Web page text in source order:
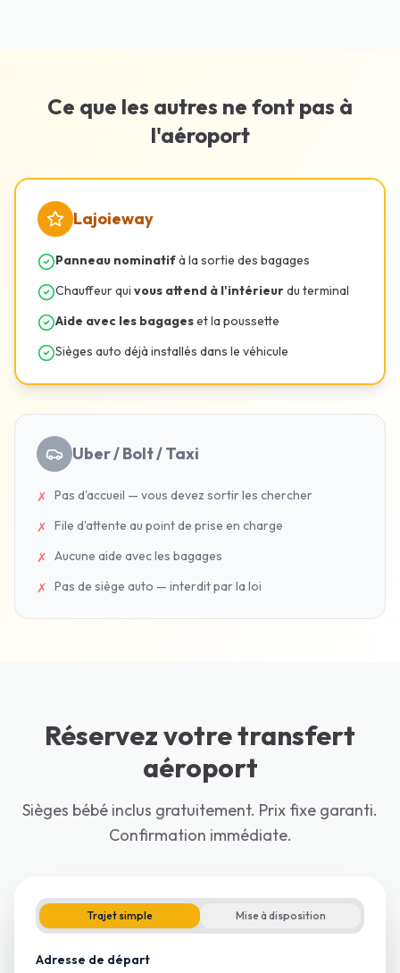
Ce que les autres ne font pas à
l'aéroport
Lajoieway
Panneau nominatifà la sortie des bagages
Chauffeur qui vous attend à l'intérieurdu terminal
Aide avec les bagageset la poussette
Sièges auto déjà installés dans le véhicule
Uber / Bolt / Taxi
✗ Pas d'accueil — vous devez sortir les chercher
✗ File d'attente au point de prise en charge
✗ Aucune aide avec les bagages
✗ Pas de siège auto — interdit par la loi
Réservez votre transfert
aéroport
Sièges bébé inclus gratuitement. Prix fixe garanti.
Confirmation immédiate.
Trajet simple Mise à disposition
Adresse de départ